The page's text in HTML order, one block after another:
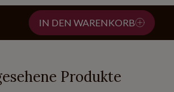
IN DEN WARENKORB
Produkte